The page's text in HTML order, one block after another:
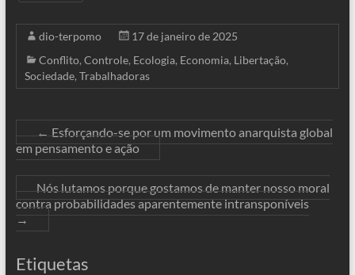
dio-terpomo
17 de janeiro de 2025
Conflito, Controle, Ecologia, Economia, Libertação,
Sociedade, Trabalhadoras
←Esforçando-se por um movimento anarquista global
em pensamento e ação
Nós lutamos porque gostamos de manter nosso moral
contra probabilidades aparentemente intransponíveis
→
Etiquetas